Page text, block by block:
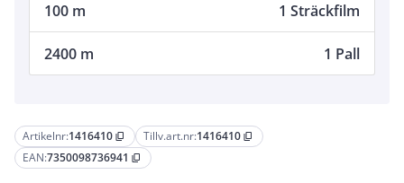
Artikelnr:1416410 content_copy Tillv.art.nr:1416410 content_copy
EAN:7350098736941 content_copy
100 m 1 Sträckfilm
2400 m 1 Pall